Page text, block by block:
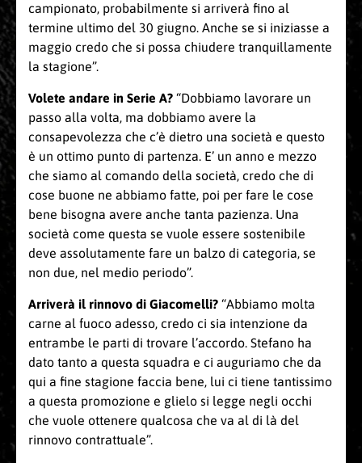
campionato, probabilmente si arriverà fino al
termine ultimo del 30 giugno. Anche se si iniziasse a
maggio credo che si possa chiudere tranquillamente
la stagione”.
Volete andare in Serie A? “Dobbiamo lavorare un
passo alla volta, ma dobbiamo avere la
consapevolezza che c’è dietro una società e questo
è un ottimo punto di partenza. E’ un anno e mezzo
che siamo al comando della società, credo che di
cose buone ne abbiamo fatte, poi per fare le cose
bene bisogna avere anche tanta pazienza. Una
società come questa se vuole essere sostenibile
deve assolutamente fare un balzo di categoria, se
non due, nel medio periodo”.
Arriverà il rinnovo di Giacomelli? “Abbiamo molta
carne al fuoco adesso, credo ci sia intenzione da
entrambe le parti di trovare l’accordo. Stefano ha
dato tanto a questa squadra e ci auguriamo che da
qui a fine stagione faccia bene, lui ci tiene tantissimo
a questa promozione e glielo si legge negli occhi
che vuole ottenere qualcosa che va al di là del
rinnovo contrattuale”.